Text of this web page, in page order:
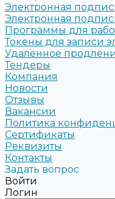
Электронная
Электронная
Программы для
Токены для записи
Удаленное
Тендеры
Компания
Новости
Отзывы
Вакансии
Политика
Сертификаты
Реквизиты
Контакты
Задать вопрос
Войти
Логин